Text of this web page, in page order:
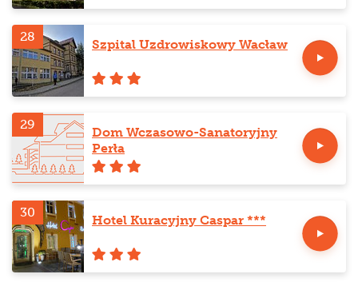
28
Szpital Uzdrowiskowy Wacław
29
Dom Wczasowo-Sanatoryjny
Perła
30
Hotel Kuracyjny Caspar ***